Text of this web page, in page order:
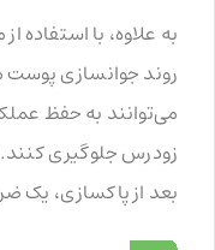
به علاوه، با
روند جوانسازی
می‌توانند به حفظ
زودرس جلوگیری
بعد از پاکسازی، یک